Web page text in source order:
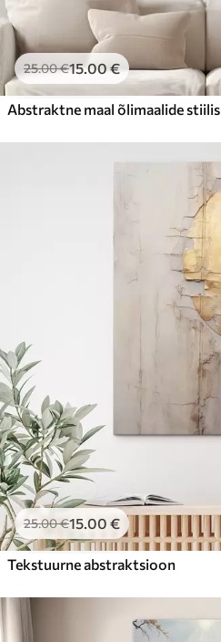
25.00€15.00€
Abstraktne maal õlimaalide stiilis
25.00€15.00 €
Tekstuurne abstraktsioon